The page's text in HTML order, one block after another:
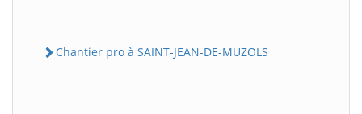
Chantier pro à SAINT-JEAN-DE-MUZOLS